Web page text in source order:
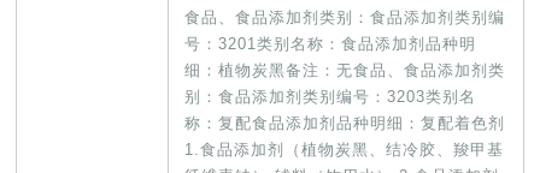
食品、食品添加剂类别：食品添加剂类别编
号：3201类别名称：食品添加剂品种明
细：植物炭黑备注：无食品、食品添加剂类
别：食品添加剂类别编号：3203类别名
称：复配食品添加剂品种明细：复配着色剂
1.食品添加剂（植物炭黑、结冷胶、羧甲基